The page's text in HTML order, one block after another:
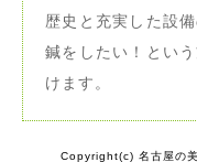
歴史と充実した設
鍼をしたい！とい
けます。
Copyright(c) 名古屋の